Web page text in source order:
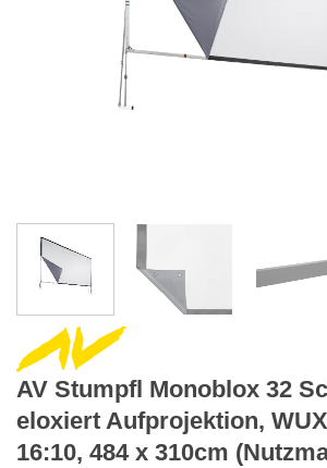
AV Stumpfl Monoblox 32
eloxiert Aufprojektion,
16:10, 484 x 310cm